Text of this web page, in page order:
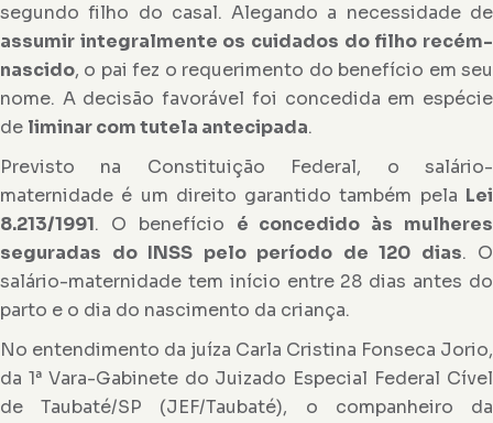
segundo filho do casal. Alegando a necessidade de
assumir integralmente os cuidados do filho recém-
nascido, o pai fez o requerimento do benefício em seu
nome. A decisão favorável foi concedida em espécie
de liminar com tutela antecipada.
Previsto na Constituição Federal, o salário-
maternidade é um direito garantido também pela Lei
8.213/1991. O benefício é concedido às mulheres
seguradas do INSS pelo período de 120 dias. O
salário-maternidade tem início entre 28 dias antes do
parto e o dia do nascimento da criança.
No entendimento da juíza Carla Cristina Fonseca Jorio,
da 1ª Vara-Gabinete do Juizado Especial Federal Cível
de Taubaté/SP (JEF/Taubaté), o companheiro da